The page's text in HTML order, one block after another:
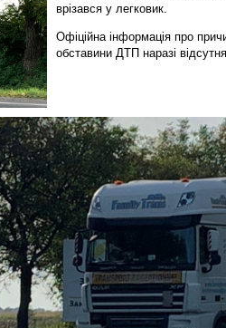
врізався у легковик.
Офіційна інформація про
обставини ДТП наразі